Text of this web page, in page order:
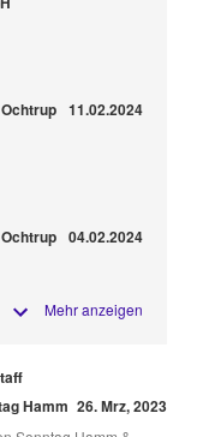
11.02.2024
04.02.2024
Mehr anzeigen
Hamm 26. Mrz, 2023